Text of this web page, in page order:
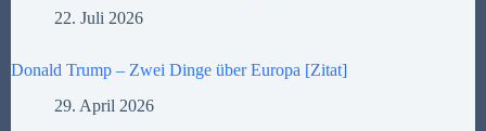
22. Juli 2026
Donald Trump – Zwei Dinge über Europa [Zitat]
29. April 2026